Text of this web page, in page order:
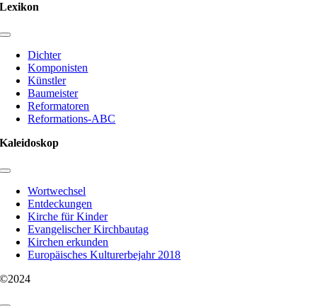
Lexikon
Toggle
Navigation
Dichter
Komponisten
Künstler
Baumeister
Reformatoren
Reformations-ABC
Kaleidoskop
Toggle
NavigationWortwechsel
Entdeckungen
Kirche für Kinder
Evangelischer Kirchbautag
Kirchen erkunden
Europäisches Kulturerbejahr 2018
©2024